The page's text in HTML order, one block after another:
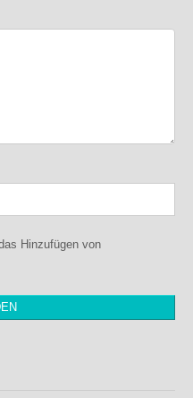
Hinzufügen von